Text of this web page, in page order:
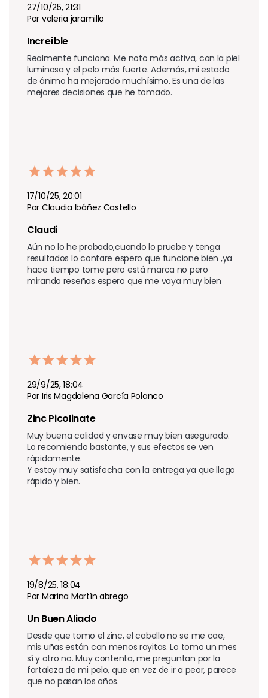
27/10/25, 21:31
Por valeria jaramillo
Increíble
Realmente funciona. Me noto más activa, con la piel
luminosa y el pelo más fuerte. Además, mi estado
de ánimo ha mejorado muchísimo. Es una de las
mejores decisiones que he tomado.
17/10/25, 20:01
Por Claudia Ibáñez Castello
Claudi
Aún no lo he probado,cuando lo pruebe y tenga
resultados lo contare espero que funcione bien ,ya
hace tiempo tome pero está marca no pero
mirando reseñas espero que me vaya muy bien
29/9/25, 18:04
Por Iris Magdalena García Polanco
Zinc Picolinate
Muy buena calidad y envase muy bien asegurado.
Lo recomiendo bastante, y sus efectos se ven
rápidamente.
Y estoy muy satisfecha con la entrega ya que llego
rápido y bien.
19/8/25, 18:04
Por Marina Martín abrego
Un Buen Aliado
Desde que tomo el zinc, el cabello no se me cae,
mis uñas están con menos rayitas. Lo tomo un mes
sí y otro no. Muy contenta, me preguntan por la
fortaleza de mi pelo, que en vez de ir a peor, parece
que no pasan los años.